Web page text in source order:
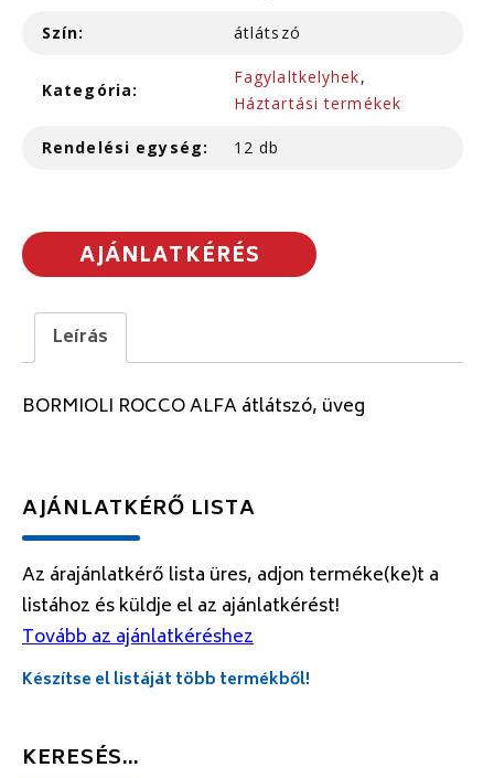
Szín: átlátszó
Kategória:
Fagylaltkelyhek,
Háztartási termékek
Rendelési egység: 12 db
AJÁNLATKÉRÉS
Leírás
BORMIOLI ROCCO ALFA átlátszó, üveg
AJÁNLATKÉRŐ LISTA
Az árajánlatkérő lista üres, adjon terméke(ke)t a
listához és küldje el az ajánlatkérést!
Tovább az ajánlatkéréshez
Készítse el listáját több termékből!
KERESÉS…